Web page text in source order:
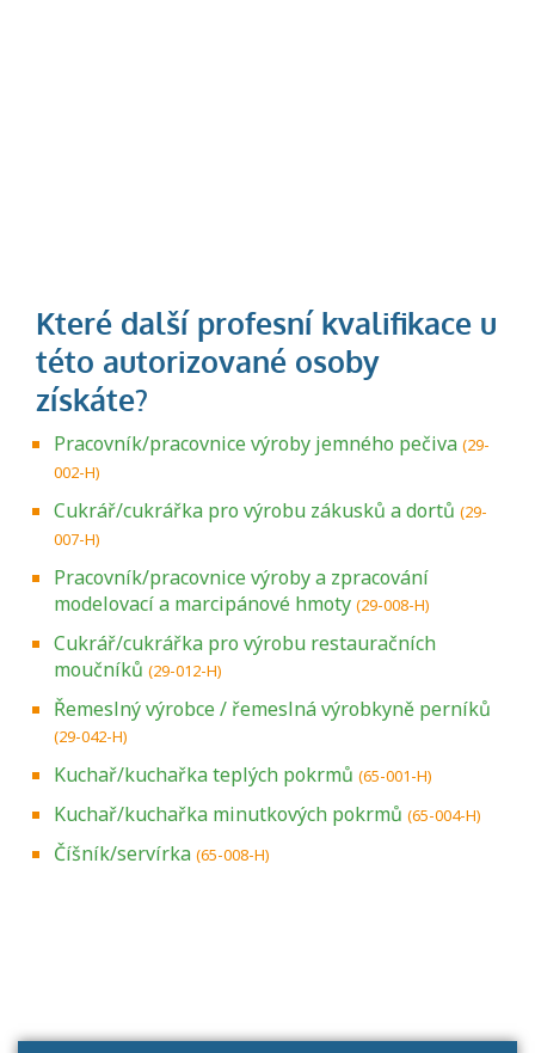
Pracovník/pracovnice výroby jemného pečiva (29-
002-H)
Cukrář/cukrářka pro výrobu zákusků a dortů (29-
007-H)
Pracovník/pracovnice výroby a zpracování
modelovací a marcipánové hmoty (29-008-H)
Cukrář/cukrářka pro výrobu restauračních
moučníků (29-012-H)
Řemeslný výrobce / řemeslná výrobkyně perníků
(29-042-H)
Kuchař/kuchařka teplých pokrmů (65-001-H)
Kuchař/kuchařka minutkových pokrmů (65-004-H)
Číšník/servírka (65-008-H)
Projděte si seznam profesních kvalifikací.